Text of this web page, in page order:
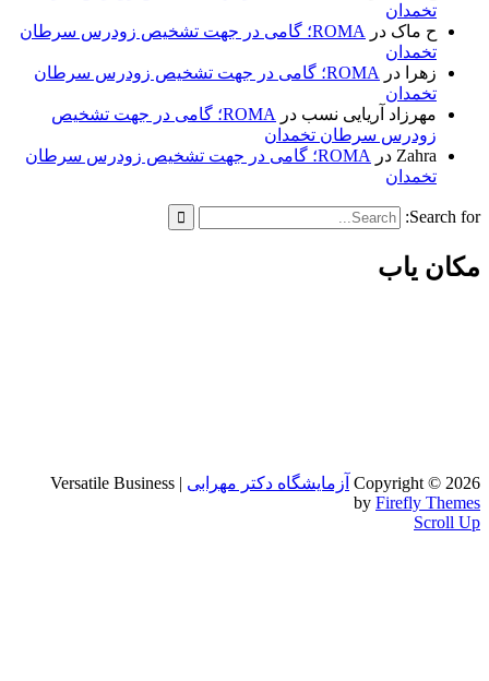
ماک در
ROMA؛ گامی در جهت تشخیص زودرس سرطان
در
ROMA؛ گامی در جهت تشخیص زودرس سرطان
آریایی نسبدر
ROMA؛ گامی در جهت تشخیص
سرطان تخمدان
در
ROMA؛ گامی در جهت تشخیص زودرس سرطان
یاب
Copyright آزمایشگاه دکتر مهرابی
| Versatile Business
byFirefly